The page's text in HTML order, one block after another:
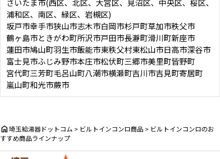
さいたま市(西区、北区、大宮区、見沼区、中央区、桜区、
浦和区、南区、緑区、岩槻区)
坂戸市幸手市狭山市志木市白岡市杉戸町草加市秩父市
鶴ヶ島市ときがわ町所沢市戸田市長瀞町滑川町新座市
蓮田市鳩山町羽生市飯能市東秩父村東松山市日高市深谷市
富士見市ふじみ野市本庄市松伏町三郷市美里町皆野町
宮代町三芳町毛呂山町八潮市横瀬町吉川市吉見町寄居町
嵐山町和光市蕨市
home埼玉給湯器ドットコム > ビルトインコンロ商品 > ビルトインコンロのお
すすめ商品ラインナップ